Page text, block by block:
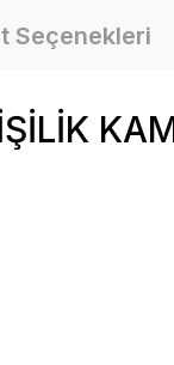
Seçenekleri